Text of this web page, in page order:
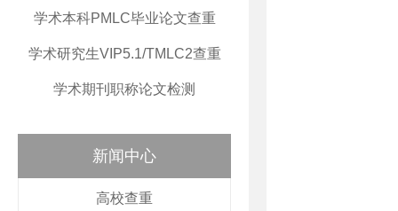
学术本科PMLC毕业论文查重
学术研究生VIP5.1/TMLC2查重
学术期刊职称论文检测
新闻中心
高校查重